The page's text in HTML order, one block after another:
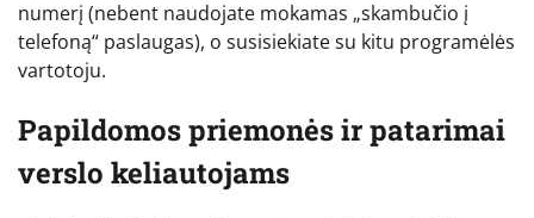
numerį (nebent naudojate mokamas „skambučio į
telefoną“ paslaugas), o susisiekiate su kitu programėlės
vartotoju.
Papildomos priemonės ir patarimai
verslo keliautojams